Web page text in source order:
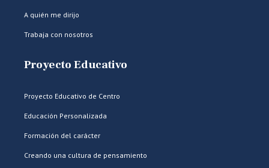
A quién me dirijo
Trabaja con nosotros
Proyecto Educativo
Proyecto Educativo de Centro
Educación Personalizada
Formación del carácter
Creando una cultura de pensamiento